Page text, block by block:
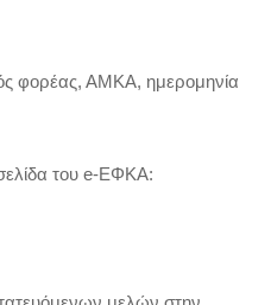
φορέας, ΑΜΚΑ, ημερομηνία
του e-ΕΦΚΑ: